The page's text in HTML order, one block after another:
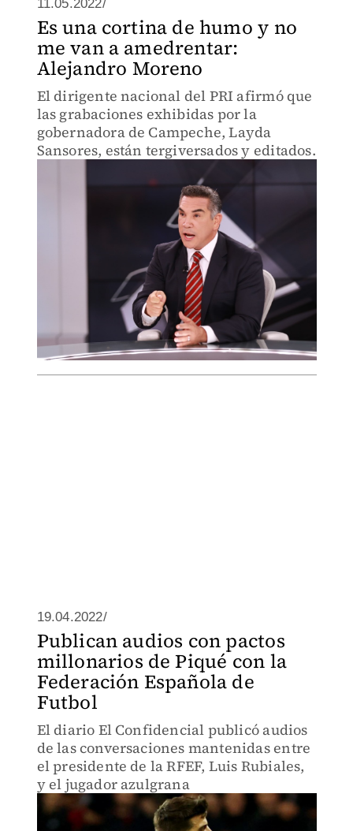
11.05.2022/
Es una cortina de humo y no
me van a amedrentar:
Alejandro Moreno
El dirigente nacional del PRI afirmó que
las grabaciones exhibidas por la
gobernadora de Campeche, Layda
Sansores, están tergiversados y editados.
19.04.2022/
Publican audios con pactos
millonarios de Piqué con la
Federación Española de
Futbol
El diario El Confidencial publicó audios
de las conversaciones mantenidas entre
el presidente de la RFEF, Luis Rubiales,
y el jugador azulgrana